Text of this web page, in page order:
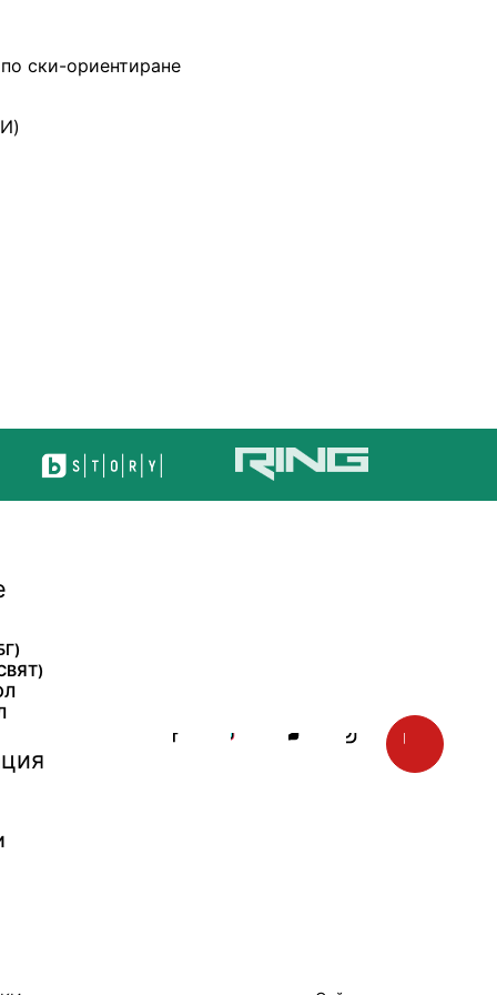
ски-ориентиране